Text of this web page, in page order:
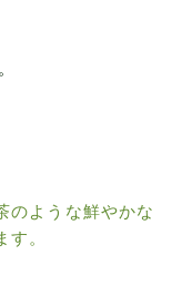
のような鮮やかな
。